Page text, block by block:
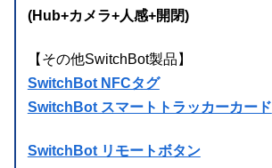
(Hub+カメラ+人感+開閉)
【その他SwitchBot製品】
SwitchBot NFCタグ
SwitchBot スマートトラッカーカード
SwitchBot リモートボタン